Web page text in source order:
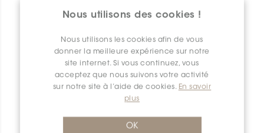
Nous utilisons des cookies !
Nous utilisons les cookies afin de vous
donner la meilleure expérience sur notre
site internet. Si vous continuez, vous
acceptez que nous suivons votre activité
sur notre site à l’aide de cookies. En savoir
plus
OK